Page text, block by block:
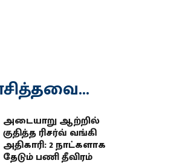
அடையாறு ஆற்றில்
குதித்த ரிசர்வ் வங்கி
அதிகாரி: 2 நாட்களாக
தேடும் பணி தீவிரம்